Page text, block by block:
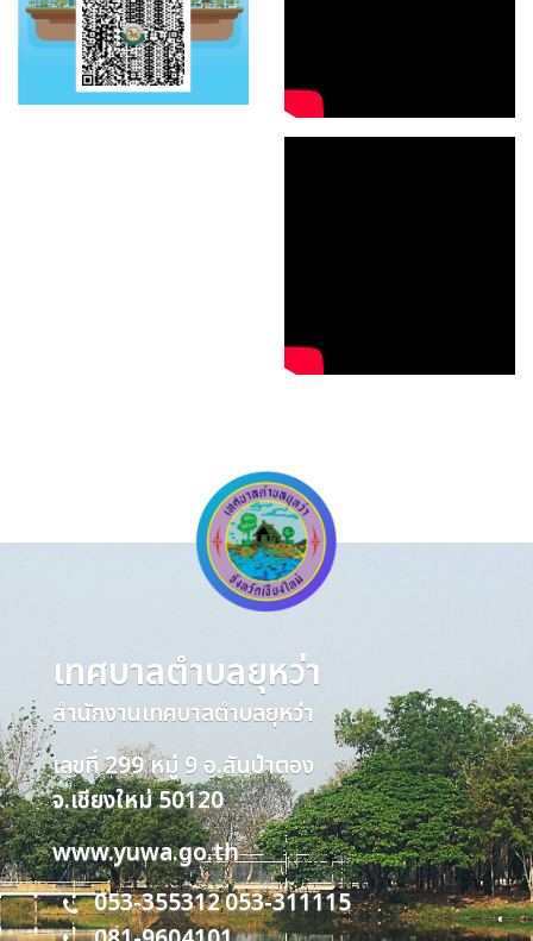
เทศบาลตำบลยุหว่า
สำนักงานเทศบาลตำบลยุหว่า
เลขที่ 299 หมู่ 9 อ.สันป่าตอง
จ.เชียงใหม่ 50120
www.yuwa.go.th
053-355312,053-311115